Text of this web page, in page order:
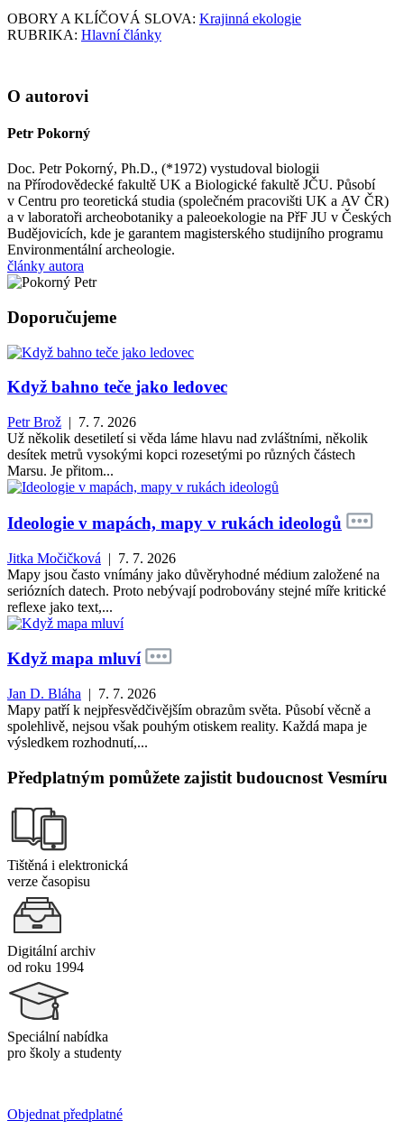
OBORY A KLÍČOVÁ SLOVA: Krajinná ekologie
RUBRIKA: Hlavní články
O autorovi
Petr Pokorný
Doc. Petr Pokorný, Ph.D., (*1972) vystudoval biologii
na Přírodovědecké fakultě UK a Biologické fakultě JČU. Působí
v Centru pro teoretická studia (společném pracovišti UK a AV ČR)
a v laboratoři archeobotaniky a paleoekologie na PřF JU v Českých
Budějovicích, kde je garantem magisterského studijního programu
Environmentální archeologie.
články autora
Doporučujeme
Když bahno teče jako ledovec
Petr Brož | 7. 7. 2026
Už několik desetiletí si věda láme hlavu nad zvláštními, několik
desítek metrů vysokými kopci rozesetými po různých částech
Marsu. Je přitom...
Ideologie v mapách, mapy v rukách ideologů
Jitka Močičková | 7. 7. 2026
Mapy jsou často vnímány jako důvěryhodné médium založené na
seriózních datech. Proto nebývají podrobovány stejné míře kritické
reflexe jako text,...
Když mapa mluví
Jan D. Bláha | 7. 7. 2026
Mapy patří k nejpřesvědčivějším obrazům světa. Působí věcně a
spolehlivě, nejsou však pouhým otiskem reality. Každá mapa je
výsledkem rozhodnutí,...
Předplatným pomůžete zajistit budoucnost Vesmíru
Tištěná i elektronická
verze časopisu
Digitální archiv
od roku 1994
Speciální nabídka
pro školy a studenty
Objednat předplatné